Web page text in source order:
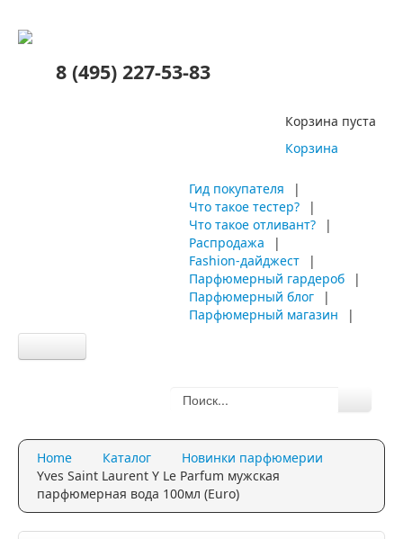
8 (495) 227-53-83
Корзина пуста
Корзина
Гид покупателя
|
Что такое тестер?
|
Что такое отливант?
|
Распродажа
|
Fashion-дайджест
|
Парфюмерный гардероб
|
Парфюмерный блог
|
Парфюмерный магазин
|
Качество и гарантии
Акции и скидки
Home Каталог
Новинки парфюмерии
Yves Saint Laurent Y Le Parfum мужская
парфюмерная вода 100мл (Euro)